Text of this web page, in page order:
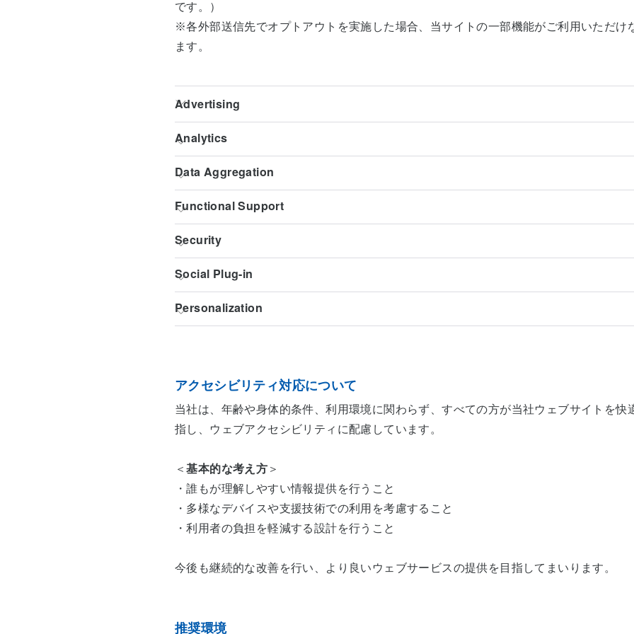
です。）
※各外部送信先でオプトアウトを実施した場合、当サイトの一部機能がご利用いただけ
ます。
アクセシビリティ対応について
当社は、年齢や身体的条件、利用環境に関わらず、すべての方が当社ウェブサイトを快
指し、ウェブアクセシビリティに配慮しています。
＜基本的な考え方 ＞
・誰もが理解しやすい情報提供を行うこと
・多様なデバイスや支援技術での利用を考慮すること
・利用者の負担を軽減する設計を行うこと
今後も継続的な改善を行い、より良いウェブサービスの提供を目指してまいります。
推奨環境